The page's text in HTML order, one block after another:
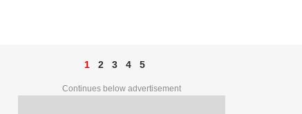
1 2 3 4 5
Continues below advertisement